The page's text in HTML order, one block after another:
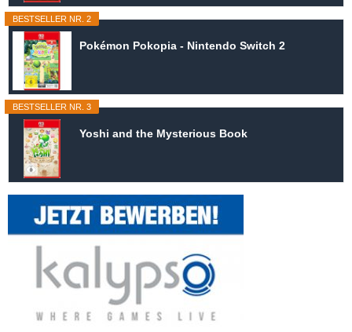
BESTSELLER NR. 2
Pokémon Pokopia - Nintendo Switch 2
BESTSELLER NR. 3
Yoshi and the Mysterious Book